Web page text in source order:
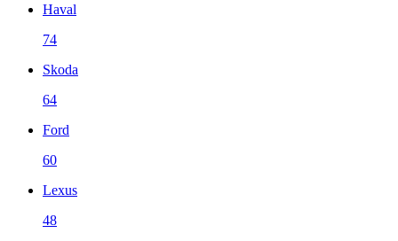
Haval
74
Skoda
64
Ford
60
Lexus
48